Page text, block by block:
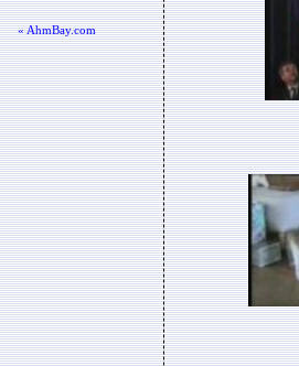
« AhmBay.com